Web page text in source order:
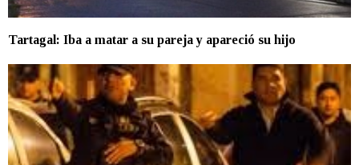
Tartagal: Iba a matar a su pareja y apareció su hijo